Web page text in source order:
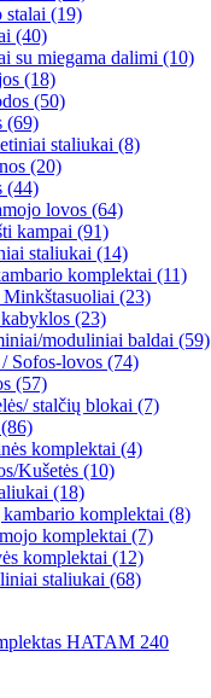
stalai (19)
(40)
su miegama dalimi (10)
(18)
(50)
(69)
staliukai (8)
(20)
(44)
lovos (64)
kampai (91)
staliukai (14)
komplektai (11)
(23)
(23)
moduliniai baldai (59)
Sofos-lovos (74)
(57)
stalčių blokai (7)
komplektai (4)
Kušetės (10)
(18)
komplektai (8)
komplektai (7)
komplektai (12)
staliukai (68)
HATAM 240